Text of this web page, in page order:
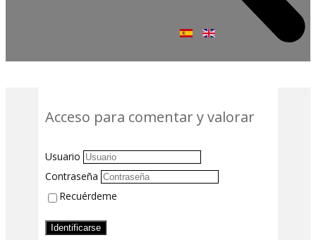
Acceso para comentar y valorar
Usuario
Contraseña
Recuérdeme
Identificarse